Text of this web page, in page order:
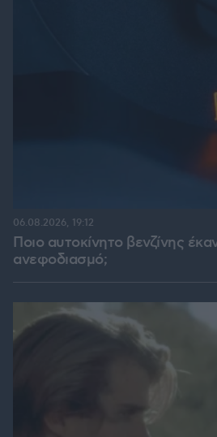
Ποιο αυτοκίνητο βενζίνης
ανεφοδιασμό;
06.08.2026, 19:12